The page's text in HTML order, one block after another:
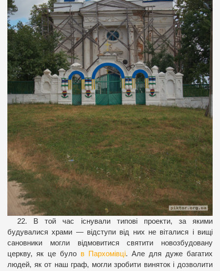
22. В той час існували типові проекти, за якими
будувалися храми — відступи від них не віталися і вищі
сановники могли відмовитися святити новозбудовану
церкву, як це було в Пархомівці. Але для дуже багатих
людей, як от наш граф, могли зробити виняток і дозволити